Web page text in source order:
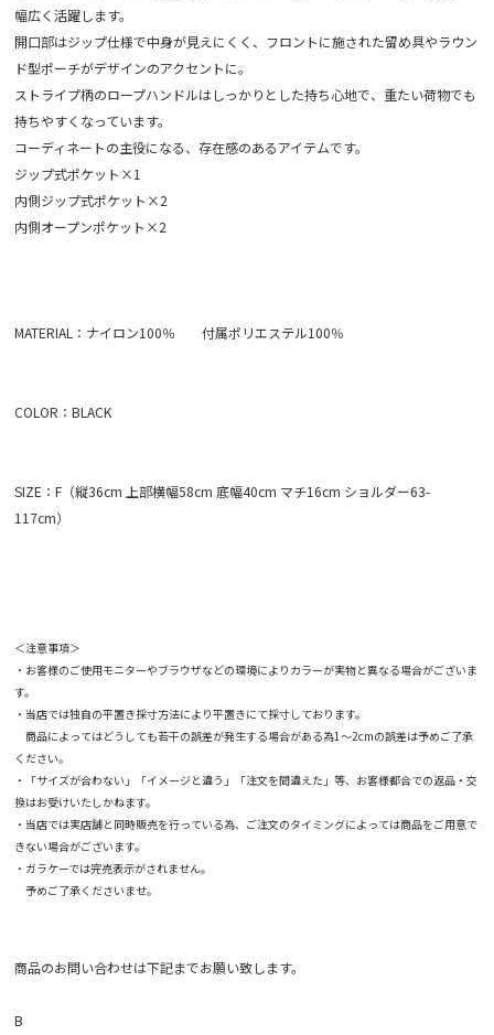
幅広く活躍します。
開口部はジップ仕様で中身が見えにくく、フロントに施された留め具やラウン
ド型ポーチがデザインのアクセントに。
ストライプ柄のロープハンドルはしっかりとした持ち心地で、重たい荷物でも
持ちやすくなっています。
コーディネートの主役になる、存在感のあるアイテムです。
ジップ式ポケット×1
内側ジップ式ポケット×2
内側オープンポケット×2
MATERIAL：ナイロン100％ 付属ポリエステル100％
COLOR：BLACK
SIZE：F（縦36cm 上部横幅58cm 底幅40cm マチ16cm ショルダー63-
117cm）
＜注意事項＞
・お客様のご使用モニターやブラウザなどの環境によりカラーが実物と異なる場合がございま
す。
・当店では独自の平置き採寸方法により平置きにて採寸しております。
商品によってはどうしても若干の誤差が発生する場合がある為1～2cmの誤差は予めご了承
ください。
・「サイズが合わない」「イメージと違う」「注文を間違えた」等、お客様都合での返品・交
換はお受けいたしかねます。
・当店では実店舗と同時販売を行っている為、ご注文のタイミングによっては商品をご用意で
きない場合がございます。
・ガラケーでは完売表示がされません。
予めご了承くださいませ。
商品のお問い合わせは下記までお願い致します。
B